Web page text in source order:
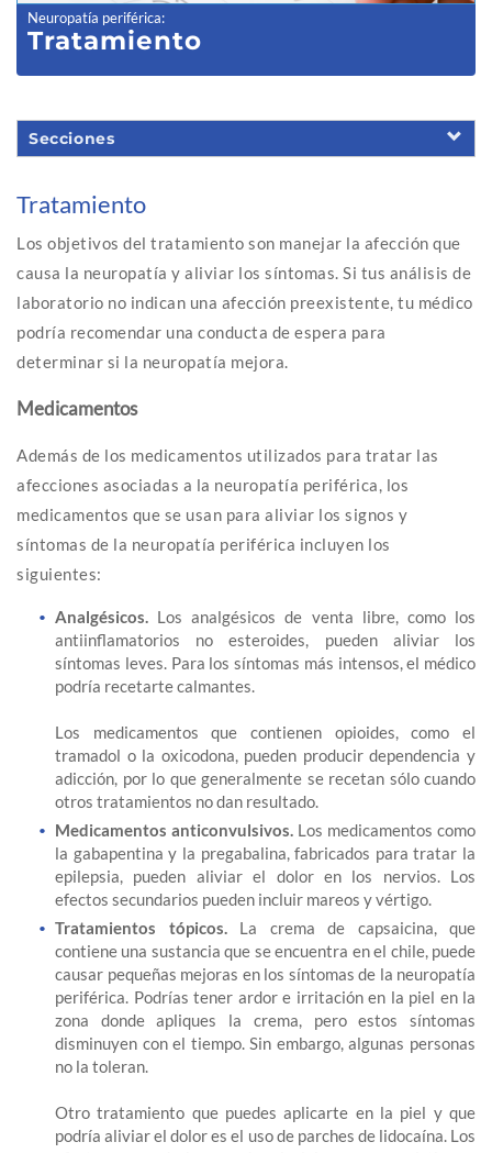
Neuropatía periférica:
Tratamiento
Secciones
Tratamiento
Los objetivos del tratamiento son manejar la afección que
causa la neuropatía y aliviar los síntomas. Si tus análisis de
laboratorio no indican una afección preexistente, tu médico
podría recomendar una conducta de espera para
determinar si la neuropatía mejora.
Medicamentos
Además de los medicamentos utilizados para tratar las
afecciones asociadas a la neuropatía periférica, los
medicamentos que se usan para aliviar los signos y
síntomas de la neuropatía periférica incluyen los
siguientes:
Analgésicos. Los analgésicos de venta libre, como los
antiinflamatorios no esteroides, pueden aliviar los
síntomas leves. Para los síntomas más intensos, el médico
podría recetarte calmantes.
Los medicamentos que contienen opioides, como el
tramadol o la oxicodona, pueden producir dependencia y
adicción, por lo que generalmente se recetan sólo cuando
otros tratamientos no dan resultado.
Medicamentos anticonvulsivos. Los medicamentos como
la gabapentina y la pregabalina, fabricados para tratar la
epilepsia, pueden aliviar el dolor en los nervios. Los
efectos secundarios pueden incluir mareos y vértigo.
Tratamientos tópicos.La crema de capsaicina, que
contiene una sustancia que se encuentra en el chile, puede
causar pequeñas mejoras en los síntomas de la neuropatía
periférica. Podrías tener ardor e irritación en la piel en la
zona donde apliques la crema, pero estos síntomas
disminuyen con el tiempo. Sin embargo, algunas personas
no la toleran.
Otro tratamiento que puedes aplicarte en la piel y que
podría aliviar el dolor es el uso de parches de lidocaína. Los